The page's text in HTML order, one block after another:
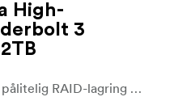
High-
3
ThunderBlade - Få ultrahurtig, pålitelig RAID-lagring og -funksjonalitet, og oppnå hastigheter som overgår andre RAID-kabinetter med 2 og 4 blade med 1,0 TB til 32,0 TB + SSD-alternativer.